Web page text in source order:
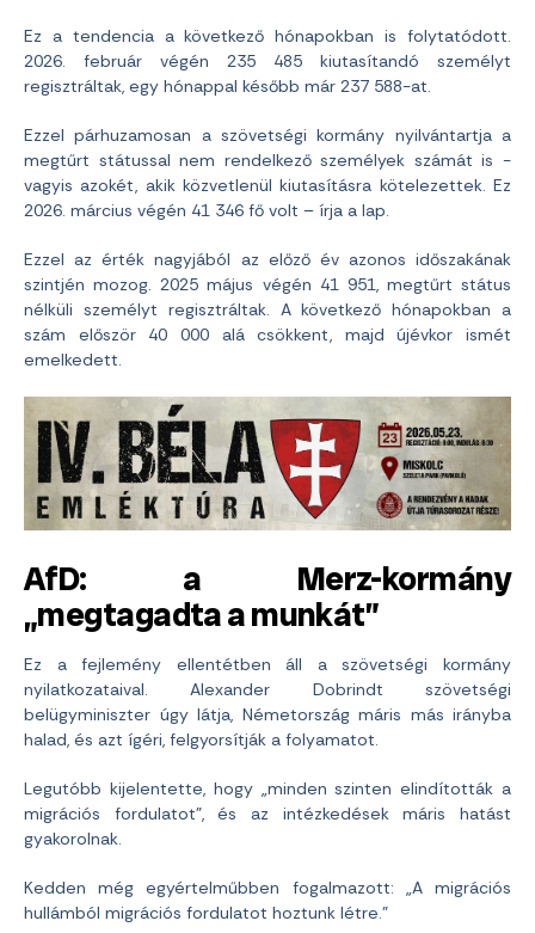
Ez a tendencia a következő hónapokban is folytatódott.
2026. február végén 235 485 kiutasítandó személyt
regisztráltak, egy hónappal később már 237 588-at.
Ezzel párhuzamosan a szövetségi kormány nyilvántartja a
megtűrt státussal nem rendelkező személyek számát is -
vagyis azokét, akik közvetlenül kiutasításra kötelezettek. Ez
2026. március végén 41 346 fő volt – írja a lap.
Ezzel az érték nagyjából az előző év azonos időszakának
szintjén mozog. 2025 május végén 41 951, megtűrt státus
nélküli személyt regisztráltak. A következő hónapokban a
szám először 40 000 alá csökkent, majd újévkor ismét
emelkedett.
AfD: a Merz-kormány
„megtagadta a munkát”
Ez a fejlemény ellentétben áll a szövetségi kormány
nyilatkozataival. Alexander Dobrindt szövetségi
belügyminiszter úgy látja, Németország máris más irányba
halad, és azt ígéri, felgyorsítják a folyamatot.
Legutóbb kijelentette, hogy „minden szinten elindították a
migrációs fordulatot”, és az intézkedések máris hatást
gyakorolnak.
Kedden még egyértelműbben fogalmazott: „A migrációs
hullámból migrációs fordulatot hoztunk létre.”